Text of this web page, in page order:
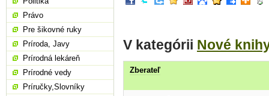
V kategórii Nové
Zberateľ
Právo
Pre šikovné ruky
Príroda, Javy
Prírodná lekáreň
Prírodné vedy
Príručky,Slovníky